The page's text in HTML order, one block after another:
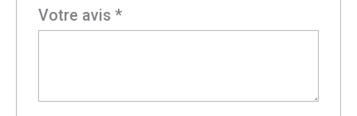
Votre avis*